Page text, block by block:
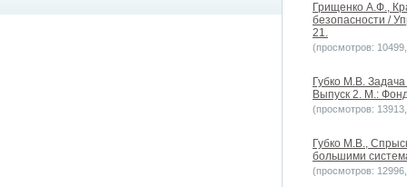
Грищенко А.Ф.,
безопасности /
21.
(просмотров:
Губко М.В.
Выпуск 2. М.:
(просмотров:
Губко М.В.,
большими
(просмотров: